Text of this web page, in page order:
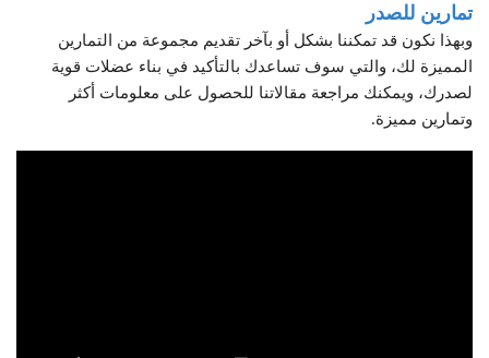
تمارين للصدر
وبهذا نكون قد تمكننا بشكل أو بآخر تقديم مجموعة من التمارين
المميزة لك، والتي سوف تساعدك بالتأكيد في بناء عضلات قوية
لصدرك، ويمكنك مراجعة مقالاتنا للحصول على معلومات أكثر
وتمارين مميزة.